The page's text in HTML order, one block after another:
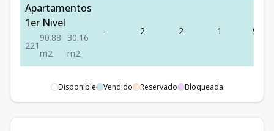
Apartamentos
1er Nivel
221
90.88
m2
30.16
m2
- 2 2 1 90.88
Disponible Vendido Reservado Bloqueada